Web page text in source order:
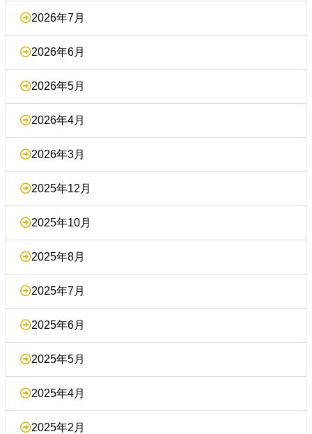
2026年7月
2026年6月
2026年5月
2026年4月
2026年3月
2025年12月
2025年10月
2025年8月
2025年7月
2025年6月
2025年5月
2025年4月
2025年2月